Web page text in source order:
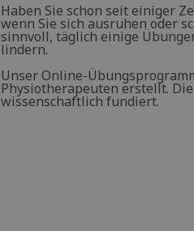
Haben Sie schon seit einiger
wenn Sie sich ausruhen oder
sinnvoll, täglich einige
lindern.
Unser Online-
Physiotherapeuten erstellt.
wissenschaftlich fundiert.